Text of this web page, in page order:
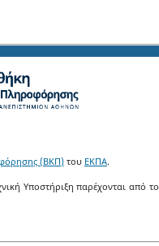
(ΒΚΠ)του ΕΚΠΑ.
Υποστήριξη παρέχονται από το